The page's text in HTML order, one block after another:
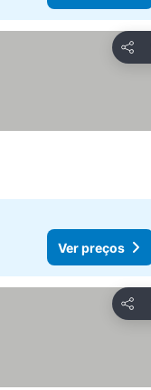
Ver preços